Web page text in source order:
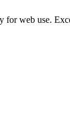
for web use.